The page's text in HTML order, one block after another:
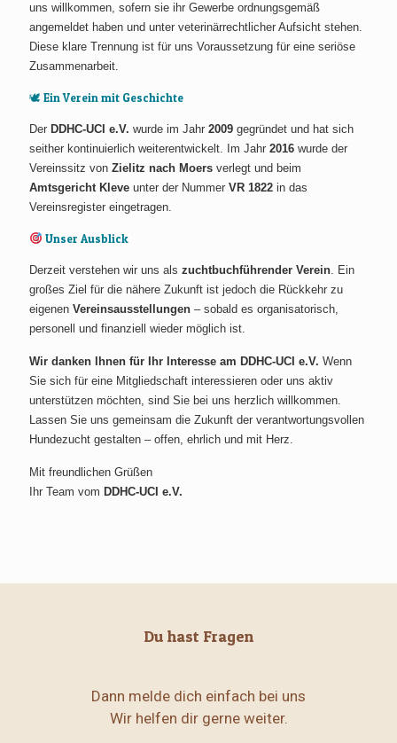
uns willkommen, sofern sie ihr Gewerbe ordnungsgemäß
angemeldet haben und unter veterinärrechtlicher Aufsicht stehen.
Diese klare Trennung ist für uns Voraussetzung für eine seriöse
Zusammenarbeit.
🕊 Ein Verein mit Geschichte
Der DDHC-UCI e.V. wurde im Jahr 2009 gegründet und hat sich
seither kontinuierlich weiterentwickelt. Im Jahr 2016 wurde der
Vereinssitz von Zielitz nach Moers verlegt und beim
Amtsgericht Kleve unter der Nummer VR 1822 in das
Vereinsregister eingetragen.
Unser Ausblick
Derzeit verstehen wir uns als zuchtbuchführender Verein. Ein
großes Ziel für die nähere Zukunft ist jedoch die Rückkehr zu
eigenen Vereinsausstellungen – sobald es organisatorisch,
personell und finanziell wieder möglich ist.
Wir danken Ihnen für Ihr Interesse am DDHC-UCI e.V. Wenn
Sie sich für eine Mitgliedschaft interessieren oder uns aktiv
unterstützen möchten, sind Sie bei uns herzlich willkommen.
Lassen Sie uns gemeinsam die Zukunft der verantwortungsvollen
Hundezucht gestalten – offen, ehrlich und mit Herz.
Mit freundlichen Grüßen
Ihr Team vom DDHC-UCI e.V.
Du hast Fragen
Dann melde dich einfach bei uns
Wir helfen dir gerne weiter.